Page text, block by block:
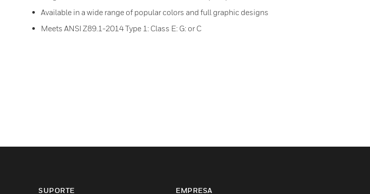
Available in a wide range of popular colors and full graphic designs
Meets ANSI Z89.1-2014 Type 1: Class E: G: or C
SUPORTE EMPRESA